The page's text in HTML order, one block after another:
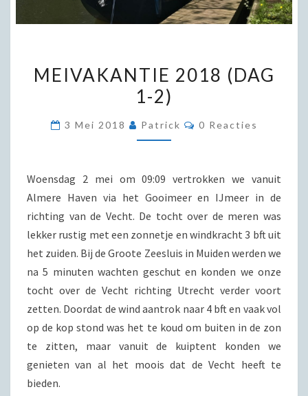
2018
(DAG
MEIVAKANTIE 2018 (DAG
1-2)
3 Mei 2018 Patrick Reacties
0 Reacties
Woensdag 2 mei om 09:09 vertrokken we vanuit
Almere Haven via het Gooimeer en IJmeer in de
richting van de Vecht. De tocht over de meren was
lekker rustig met een zonnetje en windkracht 3 bft uit
het zuiden. Bij de Groote Zeesluis in Muiden werden we
na 5 minuten wachten geschut en konden we onze
tocht over de Vecht richting Utrecht verder voort
zetten. Doordat de wind aantrok naar 4 bft en vaak vol
op de kop stond was het te koud om buiten in de zon
te zitten, maar vanuit de kuiptent konden we
genieten van al het moois dat de Vecht heeft te
bieden.